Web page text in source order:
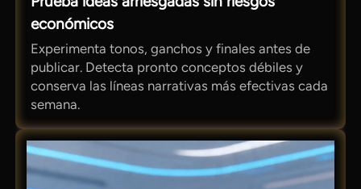
económicos
Experimenta tonos, ganchos y finales antes de
publicar. Detecta pronto conceptos débiles y
conserva las líneas narrativas más efectivas cada
semana.